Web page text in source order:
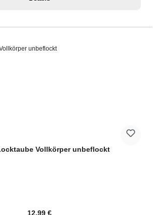
Vollkörper unbeflockt
Regulärer Preis:
12,99 €